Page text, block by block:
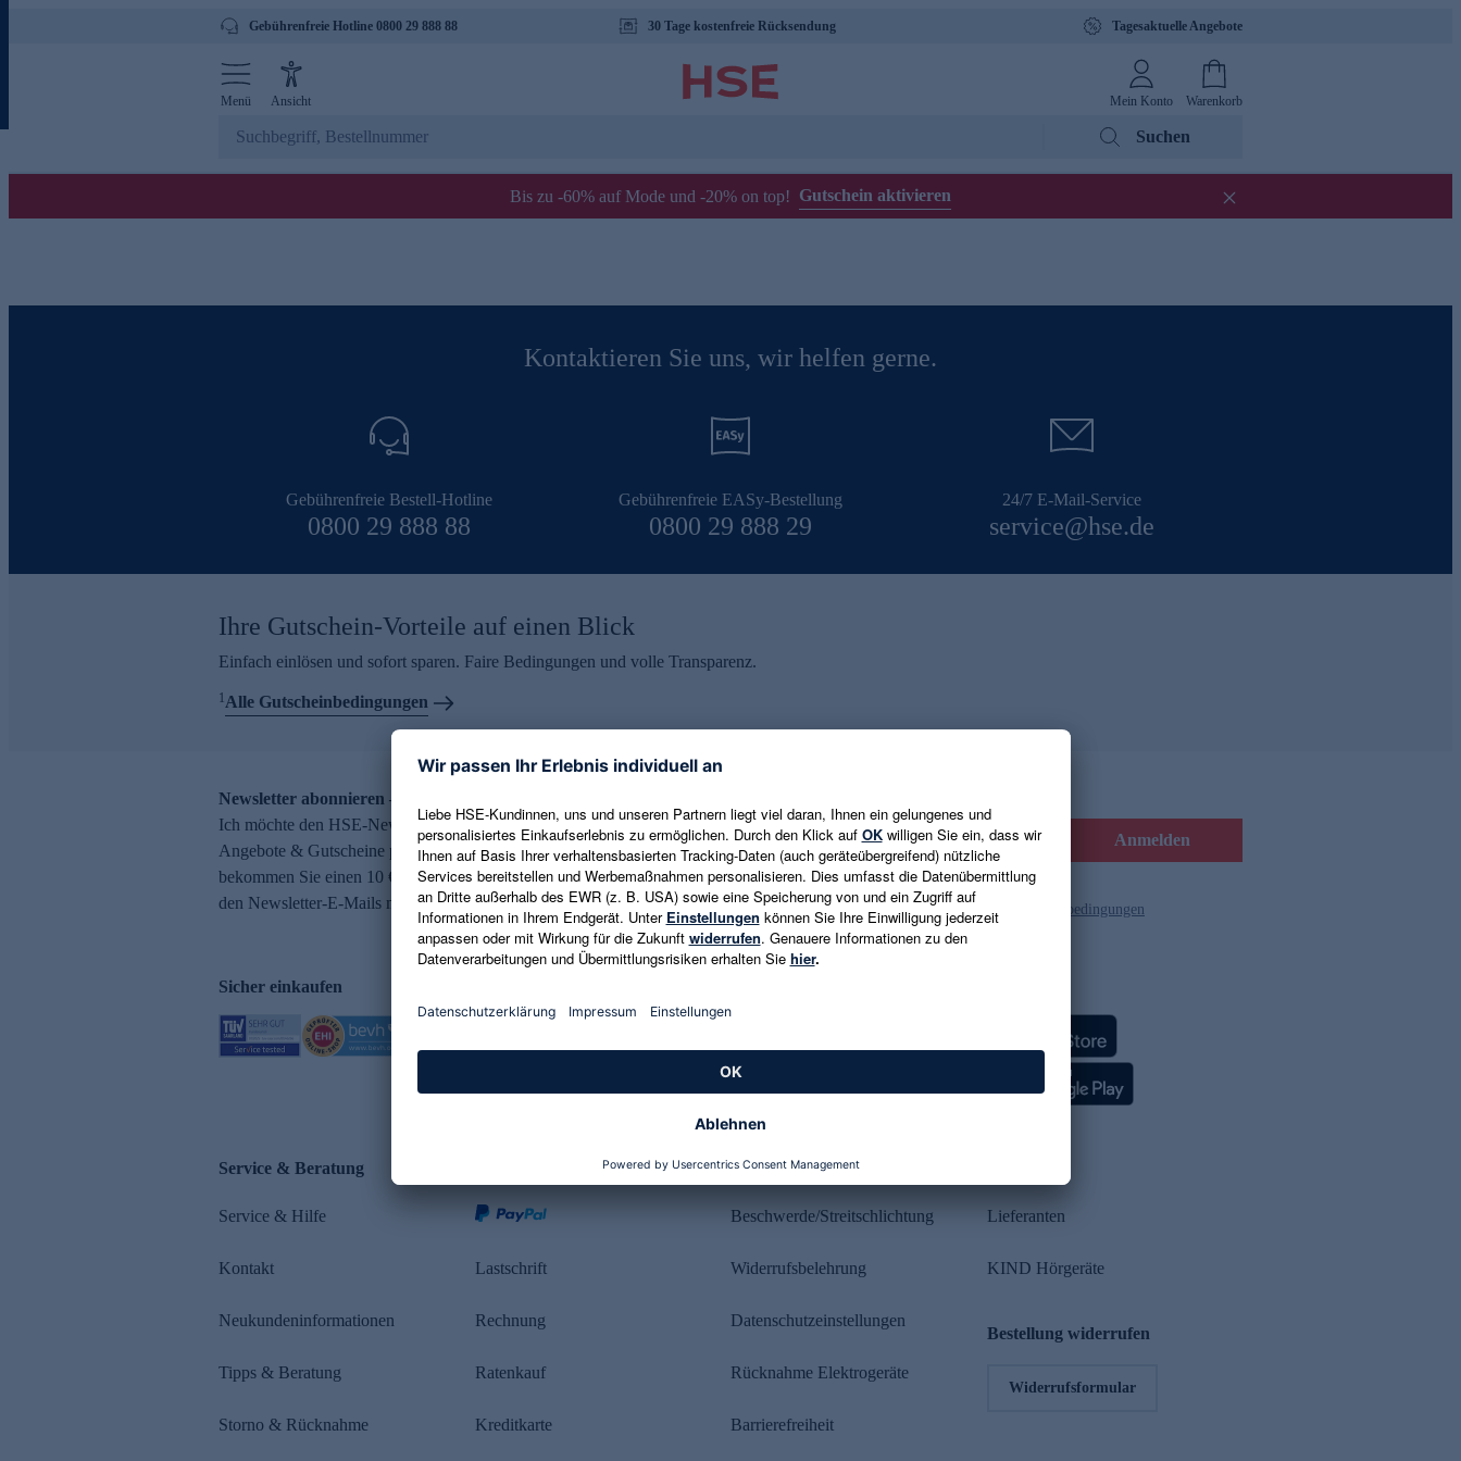
Gebührenfreie Hotline 0800 29 888 88 30 Tage kostenfreie Rücksendung Tagesaktuelle Angebote
Menü Ansicht Mein Konto Warenkorb
Suchen
Bis zu -60% auf Mode und -20% on top! Gutschein aktivieren
Kontaktieren Sie uns, wir helfen gerne.
Gebührenfreie Bestell-Hotline
0800 29 888 88
Gebührenfreie EASy-Bestellung
0800 29 888 29
24/7 E-Mail-Service
service@hse.de
Ihre Gutschein-Vorteile auf einen Blick
Einfach einlösen und sofort sparen. Faire Bedingungen und volle Transparenz.
1Alle Gutscheinbedingungen
Newsletter abonnieren – 10 € Gutschein erhalten
Ich möchte den HSE-Newsletter abonnieren und aktuelle Trends,
Angebote & Gutscheine per E-Mail erhalten. Als Dankeschön
bekommen Sie einen 10 € Gutschein. Eine Abmeldung ist jederzeit in
den Newsletter-E-Mails möglich.
E-Mail-Adresse eingeben Anmelden
Es gelten die Datenschutzrichtlinien und die Gutscheinbedingungen
Sicher einkaufen
Service & Beratung
Service & Hilfe
Kontakt
Neukundeninformationen
Tipps & Beratung
Storno & Rücknahme
Lastschrift
Rechnung
Ratenkauf
Kreditkarte
Rechtliches
Beschwerde/Streitschlichtung
Widerrufsbelehrung
Datenschutzeinstellungen
Rücknahme Elektrogeräte
Barrierefreiheit
Lieferanten
KIND Hörgeräte
Bestellung widerrufen
Widerrufsformular